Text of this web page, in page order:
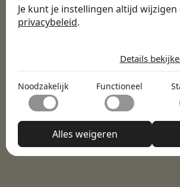
Je kunt je instellingen altijd
privacybeleid.
door basisfuncties zoals
beveiligde delen van de website
cookies kan de website niet naar
Functioneel
Met functionele cookies kan een
welke de manier waarop de website
verandert, zoals de taal van je
Statistieken
Statistische cookies helpen website-
bezoekers omgaan met websites door
verzamelen en te rapporteren.
Marketing
Marketingcookies worden gebruikt om
Details
Noodzakelijk Functioneel
Alles weigeren
1 Maak een profiel
Swipe door vacatures
3 Match met werkgevers